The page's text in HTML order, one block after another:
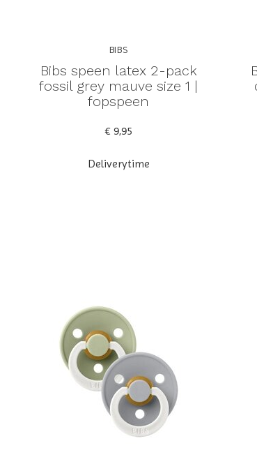
BIBS
Bibs speen latex 2-pack
fossil grey mauve size 1 |
fopspeen
€ 9,95
Deliverytime